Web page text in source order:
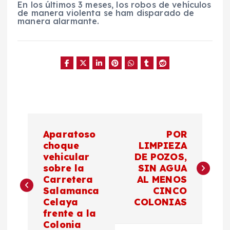
En los últimos 3 meses, los robos de vehículos
de manera violenta se ham disparado de
manera alarmante.
v
e
Aparatoso
choque
vehicular
sobre la
Carretera
Salamanca
Celaya
frente a la
Colonia
POR
LIMPIEZA
DE POZOS,
SIN AGUA
AL MENOS
CINCO
COLONIAS